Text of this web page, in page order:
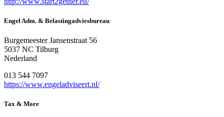
Engel Adm. & Belastingadviesbureau
Burgemeester Jansenstraat 56
5037 NC Tilburg
Nederland
013 544 7097
https://www.engeladviseert.nl/
Tax & More